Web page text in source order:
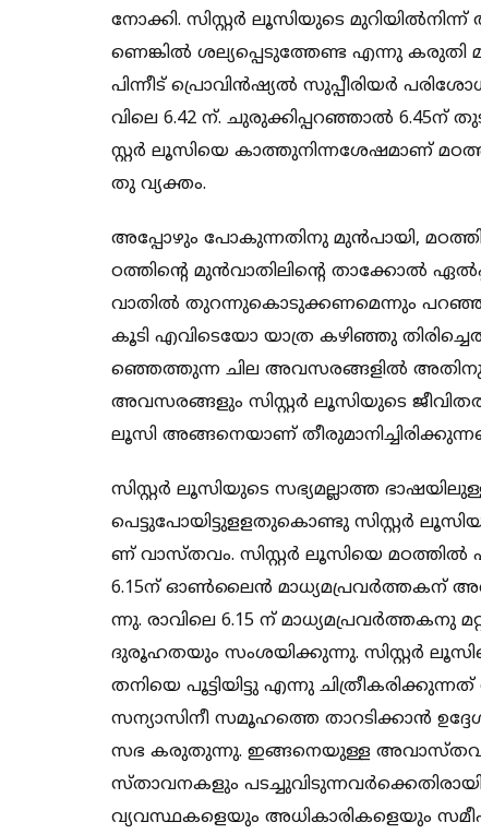
നോ​​​​ക്കി. സി​​​സ്റ്റ​​​ർ ​ലൂ​​​​സി​​​​യു​​​​ടെ
ണെ​​​​ങ്കി​​​​ൽ ശ​​​​ല്യ​​​​പ്പെ​​​​ടു​​​​ത്തേ​​​​ണ്ട എ​​​​ന്നു ക​​​​രു​​​​തി
പി​​​​ന്നീ​​​ട് പ്രൊ​​​​വി​​​​ൻ​​​​ഷ്യ​​​​ൽ സു​​​​പ്പീ​​​​രി​​​​യ​​​​ർ
വി​​​​ലെ 6.42 ന്. ​​​​ചു​​​​രു​​​​ക്കിപ്പ​​​​റ​​​​ഞ്ഞാ​​​​ൽ
സ്റ്റ​​​ർ​​​​ ലൂ​​​​സി​​​​യെ കാ​​​​ത്തു​​​​നി​​​​ന്ന​​​ശേ​​​​ഷ​​​​മാ​​​​ണ്
തു വ്യ​​​​ക്തം.
അ​​​​പ്പോ​​​​ഴും പോ​​​​കു​​​​ന്ന​​​​തി​​​​നു​ മു​​​​ൻ​​​​പാ​​​​യി,
ഠ​​​​ത്തി​​​​ന്‍റെ മു​​​​ൻ​​​​വാ​​​​തി​​​​ലി​​​​ന്‍റെ താ​​​​ക്കോ​​​​ൽ
വാ​​​​തി​​​​ൽ തു​​​​റ​​​​ന്നു​​​​കൊ​​​​ടു​​​​ക്ക​​​ണ​​​മെ​​​ന്നും
കൂ​​​​ടി എ​​​​വി​​​​ടെ​​​​യോ യാ​​​​ത്ര ക​​​​ഴി​​​​ഞ്ഞു
ഞ്ഞെ​​​​ത്തു​​​​ന്ന ചി​​​​ല അ​​​​വ​​​​സ​​​​ര​​​​ങ്ങ​​​​ളി​​​​ൽ അ​​​​തി​​​​നു​​​​
അ​​​​വ​​​​സ​​​​ര​​​​ങ്ങ​​​​ളും സി​​​സ്റ്റ​​​ർ ​ലൂ​​​​സി​​​​യു​​​​ടെ
ലൂ​​​​സി അ​​​​ങ്ങ​​​​നെ​​​​യാ​​​​ണ്
സി​​​സ്റ്റ​​​ർ ലൂ​​​​സി​​​​യു​​​​ടെ സ​​​​ഭ്യ​​​​മ​​​​ല്ലാ​​​​ത്ത
പെ​​​​ട്ടു​​​​പോ​​​​യി​​​​ട്ടു​​​​ള​​​​ള​​​​തു​​​​കൊ​​​​ണ്ടു സി​​​സ്റ്റ​​​ർ
ണ് വാ​​​​സ്ത​​​​വം. സി​​​സ്റ്റ​​​ർ ​ലൂ​​​​സി​​​​യെ മ​​​​ഠ​​​​ത്തി​​​​ൽ
6.15ന് ​​​​ഓ​​​​ണ്‍​ലൈ​​​​ൻ മാ​​​​ധ്യ​​​​മ​​​​പ്ര​​​​വ​​​​ർ​​​​ത്ത​​​​ക​​​​ന്
ന്നു. രാ​​​​വി​​​​ലെ 6.15 ന് ​​​​മാ​​​​ധ്യ​​​​മ​​​​പ്ര​​​​വ​​​​ർ​​​​ത്ത​​​​ക​​​​നു
ദു​​​​രൂ​​​​ഹ​​​​ത​​​​യും സം​​​​ശ​​​​യി​​​​ക്കു​​​​ന്നു. സി​​​സ്റ്റ​​​ർ
ത​​​​നി​​​​യെ പൂ​​​​ട്ടി​​​​യി​​​​ട്ടു എ​​​​ന്നു
സ​​​​ന്യാ​​​​സി​​​​നീ സ​​​​മൂ​​​​ഹ​​​​ത്തെ താ​​​​റ​​​​ടി​​​​ക്കാ​​​​ൻ
സ​​​​ഭ ക​​​​രു​​​​തു​​​​ന്നു. ഇ​​​​ങ്ങ​​​​നെ​​​​യു​​​​ള്ള
സ്താ​​​​വ​​​​ന​​​​ക​​​​ളും
വ്യ​​​​വ​​​​സ്ഥ​​​​ക​​​​ളെ​​​യും അ​​​​ധി​​​​കാ​​​​രി​​​​ക​​​​ളെ​​​​യും